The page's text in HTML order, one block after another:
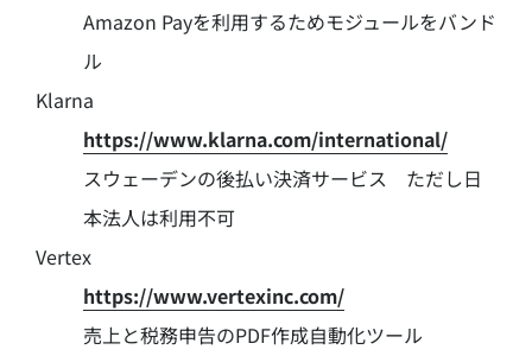
Amazon Payを利用するためモジュールをバンド
ル
Klarna
https://www.klarna.com/international/
スウェーデンの後払い決済サービス ただし日
本法人は利用不可
Vertex
https://www.vertexinc.com/
売上と税務申告のPDF作成自動化ツール